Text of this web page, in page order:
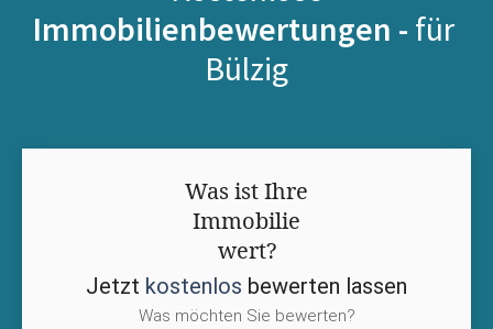
Immobilienbewertungen - für
Bülzig
Was ist Ihre
Immobilie
wert?
Jetzt kostenlos bewerten lassen
Was möchten Sie bewerten?